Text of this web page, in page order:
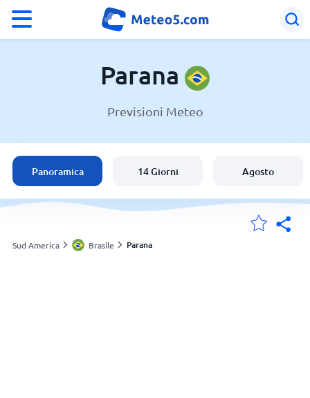
Brasile
Italia
Svizzera
Parana
Previsioni Meteo
Panoramica 14 Giorni Agosto
Sud America Brasile Parana